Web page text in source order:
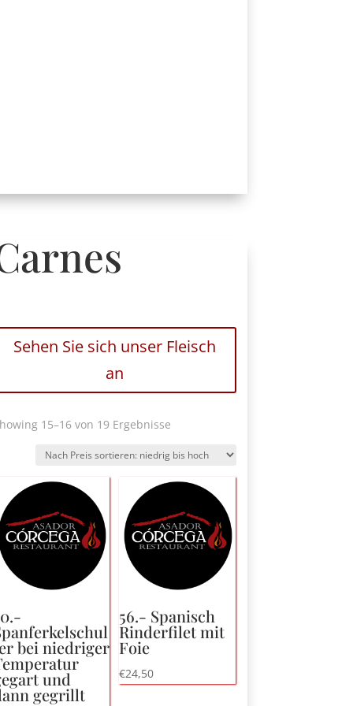
Sehen Sie sich unser Fleisch
an
15–16 von 19 ErgebnisseNach
sortiert:
niedrig
hoch
bei niedriger
und
gegrillt
56.- Spanisch
Rinderfilet mit
Foie
€24,50